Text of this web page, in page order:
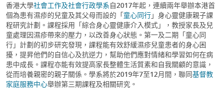
香港大學社會工作及社會行政學系自2017年起，連續兩年舉辦本港首
個為患有濕疹的兒童及其父母而設的「童心同行」身心靈健康親子課
程研究計劃。課程採用「綜合身心靈健康介入模式」，教授家長及兒
童處理因濕疹帶來的壓力，以改善身心狀態。第一及二期「童心同
行」計劃的初步研究發現，課程能有效舒緩濕疹兒童患者的身心困
擾，提昇他們的自信心及抗逆力，幫助他們應對情緒和學習如何在病
患中成長。課程亦能有效提高家長整體生活質素和自我關顧的意識，
從而培養親密的親子關係。學系將於2019年7至12月間，聯同基督教
家庭服務中心舉辦第三期課程及相關研究。